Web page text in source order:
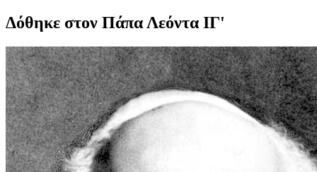
Δόθηκε στον Πάπα Λεόντα ΙΓ'